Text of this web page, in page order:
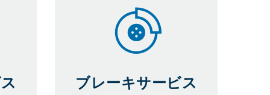
ブレーキサービス